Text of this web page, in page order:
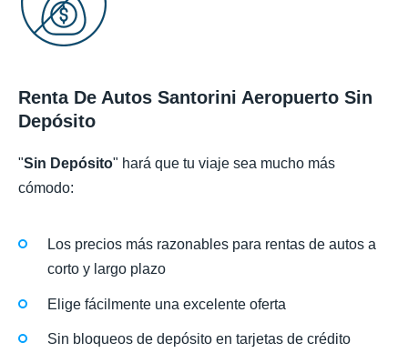
Renta De Autos Santorini Aeropuerto Sin
Depósito
"Sin Depósito" hará que tu viaje sea mucho más
cómodo:
Los precios más razonables para rentas de autos a
corto y largo plazo
Elige fácilmente una excelente oferta
Sin bloqueos de depósito en tarjetas de crédito